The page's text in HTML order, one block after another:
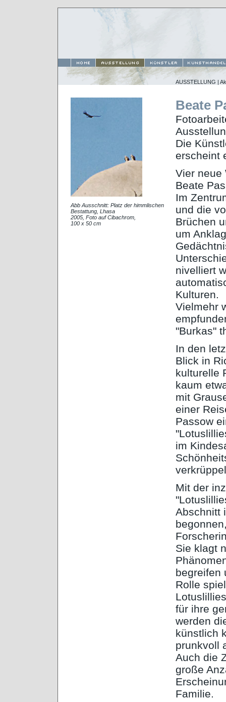
AUSSTELLUNG |
Abb Ausschnitt: Platz der himmlischen
Bestattung, Lhasa
2005, Foto auf Cibachrom,
100 x 50 cm
Beate
Die
erscheint
Vier neue
Beate
Im
und die
Brüchen
um
nivelliert
Kulturen.
Vielmehr
"Burkas"
In den
Blick in
kulturelle
kaum
mit
einer
Passow
im
Mit der
Abschnitt
Sie klagt
begreifen
Rolle
für ihre
werden
künstlich
prunkvoll
Auch die
große
Familie.